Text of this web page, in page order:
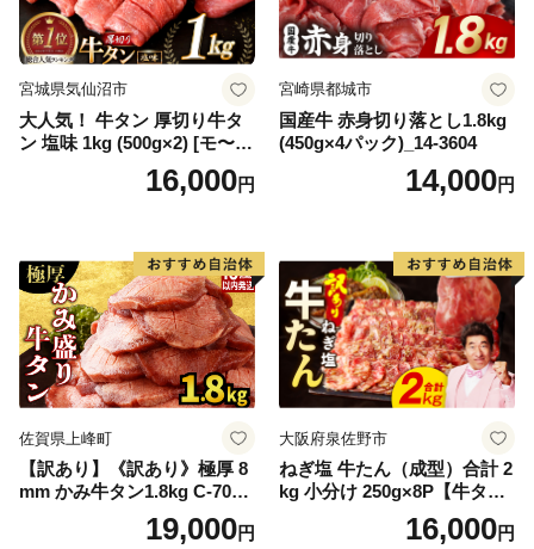
宮城県気仙沼市
大人気！ 牛タン 厚切り牛タ
ン 塩味 1kg (500g×2) [モ〜ラ
ンド 宮城県 気仙沼市 205646
60] 肉 牛肉 精肉 牛たん 牛タ
厚切り タン
16,000円
宮崎県都城市
国産牛 赤身切り落とし1.8kg
(450g×4パック)_14-3604
14,000円
佐賀県上峰町
【訳あり】《訳あり》極厚 8
mm かみ牛タン1.8kg C-709-
19,000円
大阪府泉佐野市
ねぎ塩 牛たん（成型）合計 2
kg 小分け 250g×8P【牛タン
牛肉 焼肉用 薄切り 訳あり サ
16,000円